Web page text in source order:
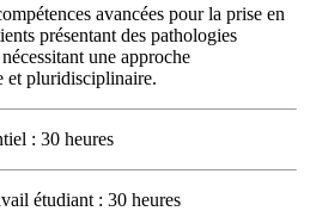
avancées pour la prise en
présentant des pathologies
une approche
et pluridisciplinaire.
: 30 heures
étudiant : 30 heures